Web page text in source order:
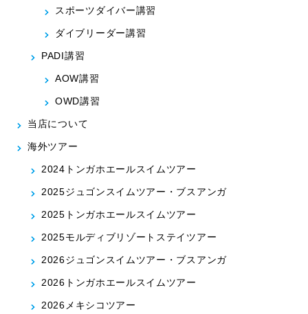
スポーツダイバー講習
ダイブリーダー講習
PADI講習
AOW講習
OWD講習
当店について
海外ツアー
2024トンガホエールスイムツアー
2025ジュゴンスイムツアー・ブスアンガ
2025トンガホエールスイムツアー
2025モルディブリゾートステイツアー
2026ジュゴンスイムツアー・ブスアンガ
2026トンガホエールスイムツアー
2026メキシコツアー